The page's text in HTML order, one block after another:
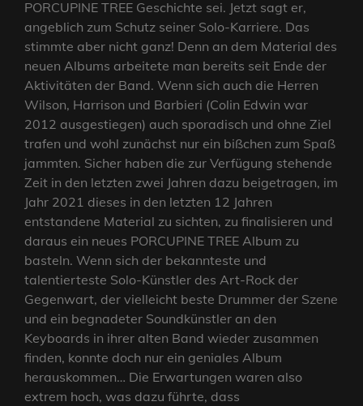
PORCUPINE TREE Geschichte sei. Jetzt sagt er,
angeblich zum Schutz seiner Solo-Karriere. Das
stimmte aber nicht ganz! Denn an dem Material des
neuen Albums arbeitete man bereits seit Ende der
Aktivitäten der Band. Wenn sich auch die Herren
Wilson, Harrison und Barbieri (Colin Edwin war
2012 ausgestiegen) auch sporadisch und ohne Ziel
trafen und wohl zunächst nur ein bißchen zum Spaß
jammten. Sicher haben die zur Verfügung stehende
Zeit in den letzten zwei Jahren dazu beigetragen, im
Jahr 2021 dieses in den letzten 12 Jahren
entstandene Material zu sichten, zu finalisieren und
daraus ein neues PORCUPINE TREE Album zu
basteln. Wenn sich der bekannteste und
talentierteste Solo-Künstler des Art-Rock der
Gegenwart, der vielleicht beste Drummer der Szene
und ein begnadeter Soundkünstler an den
Keyboards in ihrer alten Band wieder zusammen
finden, konnte doch nur ein geniales Album
herauskommen… Die Erwartungen waren also
extrem hoch, was dazu führte, dass